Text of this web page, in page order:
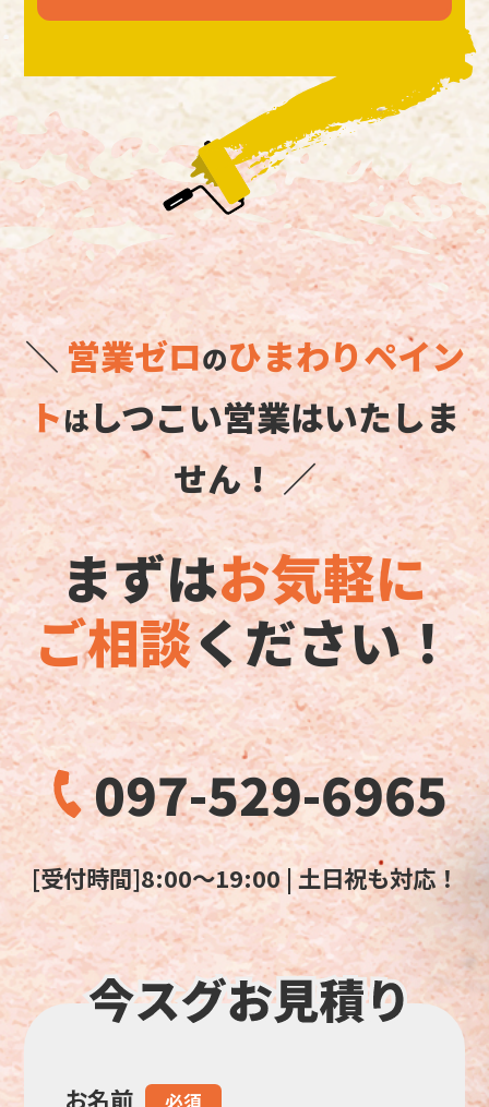
＼営業ゼロのひまわりペイン
トはしつこい営業はいたしま
せん！ ／
まずはお気軽に
ご相談ください！
097-529-6965
[受付時間]8:00～19:00 | 土日祝も対応！
こ
お名前 必須